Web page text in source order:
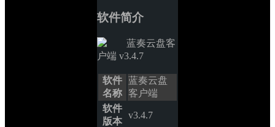
软件简介
软件
名称
蓝奏云盘
客户端
软件
版本
v3.4.7